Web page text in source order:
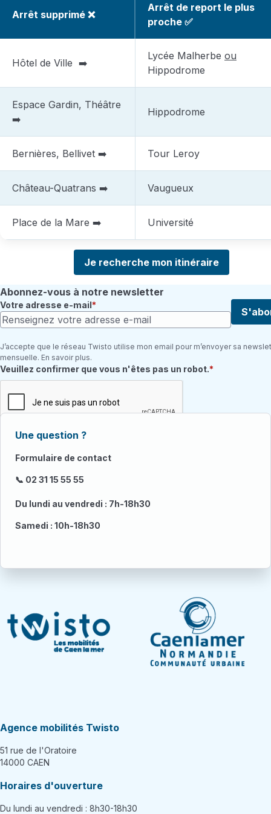
Arrêt supprimé ❌
Arrêt de report le plus
proche ✅
Hôtel de Ville ➡️
Lycée Malherbe ou
Hippodrome
Espace Gardin, Théâtre
➡️
Hippodrome
Bernières, Bellivet ➡️ Tour Leroy
Château-Quatrans ➡️ Vaugueux
Place de la Mare ➡️ Université
Je recherche mon itinéraire
Abonnez-vous à notre newsletter
Votre adresse e-mail
J’accepte que le réseau Twisto utilise mon email pour m’envoyer sa
mensuelle. En savoir plus.
Champ requis
Veuillez confirmer que vous n'êtes pas un robot.
Une question ?
Formulaire de contact
📞 02 31 15 55 55
Du lundi au vendredi : 7h-18h30
Samedi : 10h-18h30
Agence mobilités Twisto
51 rue de l'Oratoire
14000 CAEN
Horaires d'ouverture
Du lundi au vendredi : 8h30-18h30